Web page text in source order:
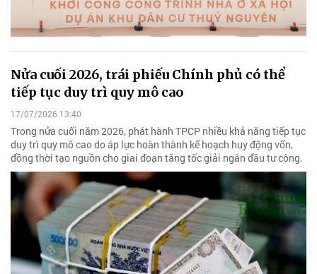
Nửa cuối 2026, trái phiếu Chính phủ có thể
tiếp tục duy trì quy mô cao
17/07/2026 13:40
Trong nửa cuối năm 2026, phát hành TPCP nhiều khả năng tiếp tục
duy trì quy mô cao do áp lực hoàn thành kế hoạch huy động vốn,
đồng thời tạo nguồn cho giai đoạn tăng tốc giải ngân đầu tư công.